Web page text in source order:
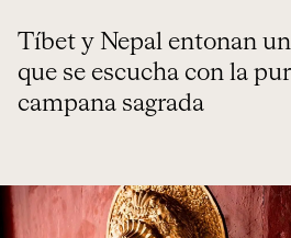
Tíbet y Nepal entonan
que se escucha con la
campana sagrada